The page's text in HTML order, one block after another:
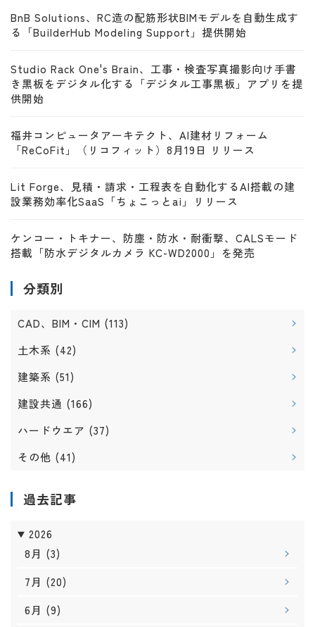
BnB Solutions、RC造の配筋形状BIMモデルを自動生成す
る「BuilderHub Modeling Support」提供開始
Studio Rack One's Brain、工事・検査写真撮影向け手書
き黒板をデジタル化する「デジタル工事黒板」アプリを提
供開始
福井コンピュータアーキテクト、AI建材リフォーム
「ReCoFit」（リコフィット）8月19日 リリース
Lit Forge、見積・請求・工程表を自動化するAI搭載の建
設業務効率化SaaS「ちょこっとai」リリース
ケンコー・トキナー、防塵・防水・耐衝撃、CALSモード
搭載「防水デジタルカメラ KC-WD2000」を発売
分類別
CAD、BIM・CIM (113)
土木系 (42)
建築系 (51)
建設共通 (166)
ハードウエア (37)
その他 (41)
過去記事
2026
8月 (3)
7月 (20)
6月 (9)